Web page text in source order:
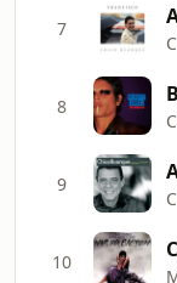
7
8
9
10